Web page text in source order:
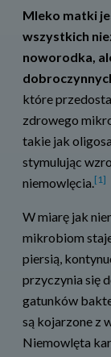
Mleko matki
wszystkich
noworodka,
które
zdrowego
takie jak
stymulując
niemowlęcia.[1]
W miarę jak
mikrobiom
piersią,
przyczynia się
gatunków
są kojarzone z
Niemowlęta